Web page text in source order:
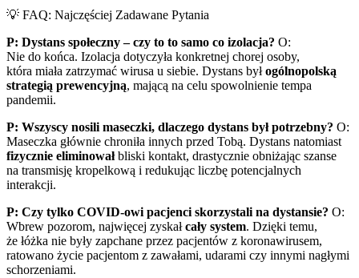
💡 FAQ: Najczęściej Zadawane Pytania
P: Dystans społeczny – czy to to samo co izolacja? O:
Nie do końca. Izolacja dotyczyła konkretnej chorej osoby,
która miała zatrzymać wirusa u siebie. Dystans byłogólnopolską
strategią prewencyjną, mającą na celu spowolnienie tempa
pandemii.
P: Wszyscy nosili maseczki, dlaczego dystans był potrzebny? O:
Maseczka głównie chroniła innych przed Tobą. Dystans natomiast
fizycznie eliminowałbliski kontakt, drastycznie obniżając szanse
na transmisję kropelkową i redukując liczbę potencjalnych
interakcji.
P: Czy tylko COVID-owi pacjenci skorzystali na dystansie? O:
Wbrew pozorom, najwięcej zyskałcały system. Dzięki temu,
że łóżka nie były zapchane przez pacjentów z koronawirusem,
ratowano życie pacjentom z zawałami, udarami czy innymi nagłymi
schorzeniami.